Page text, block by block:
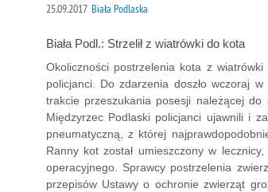
25.09.2017 Biała Podlaska
Biała Podl.: Strzelił z wiatrówki do kota
Okoliczności postrzelenia kota z wiatrówki
policjanci. Do zdarzenia doszło wczoraj
trakcie przeszukania posesji należącej
Międzyrzec Podlaski policjanci ujawnili i
pneumatyczną, z której
Ranny kot został umieszczony w
operacyjnego. Sprawcy postrzelenia
przepisów Ustawy o ochronie zwierząt